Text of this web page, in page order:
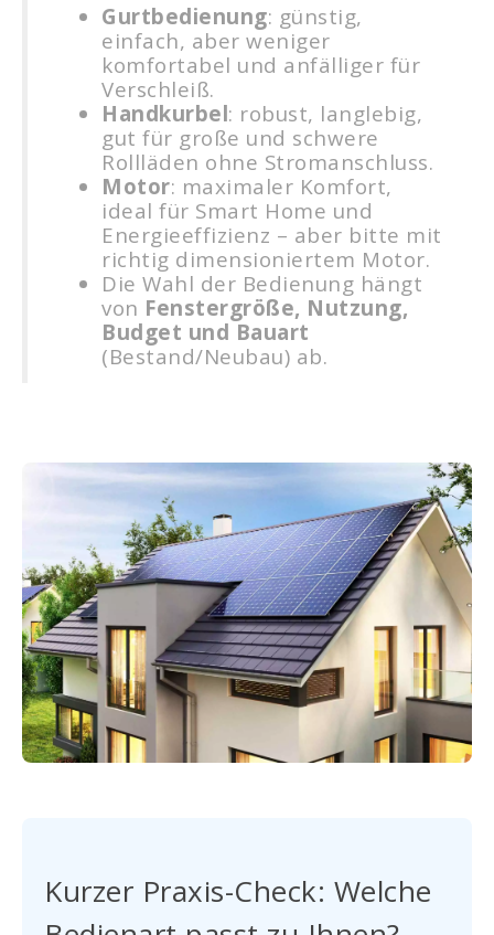
Gurtbedienung: günstig,
einfach, aber weniger
komfortabel und anfälliger für
Verschleiß.
Handkurbel: robust, langlebig,
gut für große und schwere
Rollläden ohne Stromanschluss.
Motor: maximaler Komfort,
ideal für Smart Home und
Energieeffizienz – aber bitte mit
richtig dimensioniertem Motor.
Die Wahl der Bedienung hängt
von Fenstergröße, Nutzung,
Budget und Bauart
(Bestand/Neubau) ab.
Kurzer Praxis-Check: Welche